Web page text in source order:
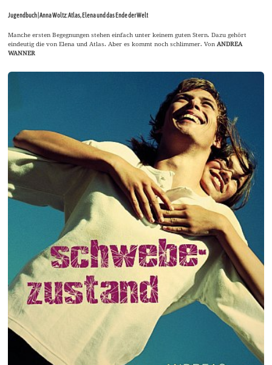
Jugendbuch | Anna Woltz: Atlas, Elena und das Ende der Welt
Manche ersten Begegnungen stehen einfach unter keinem guten Stern. Dazu gehört
eindeutig die von Elena und Atlas. Aber es kommt noch schlimmer. VonANDREA
WANNER